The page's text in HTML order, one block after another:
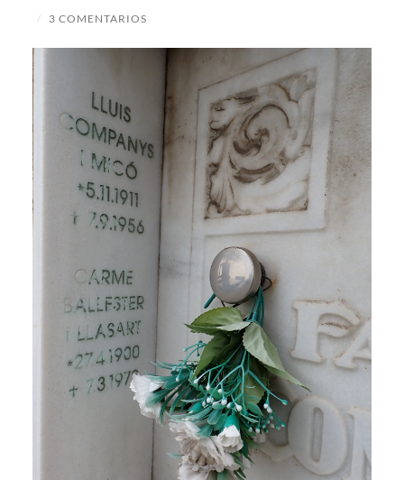
/ 3 COMENTARIOS